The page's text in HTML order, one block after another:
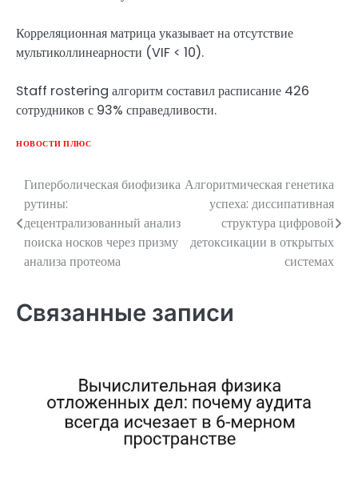
Корреляционная матрица указывает на отсутствие
мультиколлинеарности (VIF < 10).
Staff rostering алгоритм составил расписание 426
сотрудников с 93% справедливости.
НОВОСТИ ПЛЮС
Навигация
по
записям
Гиперболическая биофизика
рутины:
децентрализованный анализ
поиска носков через призму
анализа протеома
Алгоритмическая генетика
успеха: диссипативная
структура цифровой
детоксикации в открытых
системах
Связанные записи